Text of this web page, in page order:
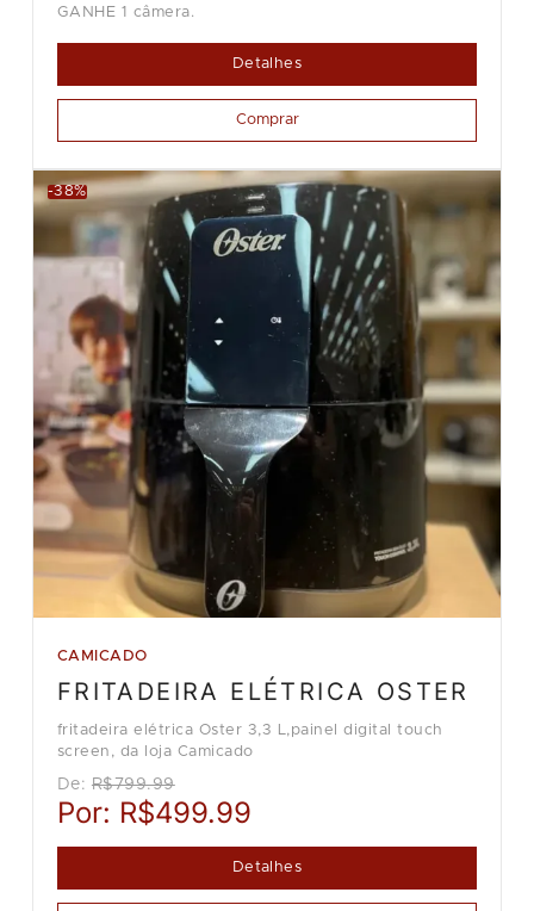
GANHE 1 câmera.
Detalhes
Comprar
-38%
CAMICADO
FRITADEIRA ELÉTRICA OSTER
fritadeira elétrica Oster 3,3 L,painel digital touch
screen, da loja Camicado
De: R$799.99
Por: R$499.99
Detalhes